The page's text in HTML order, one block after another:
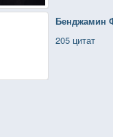
Бенджамин
205 цитат